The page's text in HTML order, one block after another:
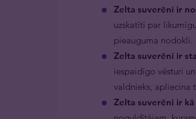
Zelta suverēni ir
uzskatīti par
pieauguma nodokli.
Zelta suverēni ir
iespaidīgo vēsturi
valdnieks, apliecina
Zelta suverēni ir